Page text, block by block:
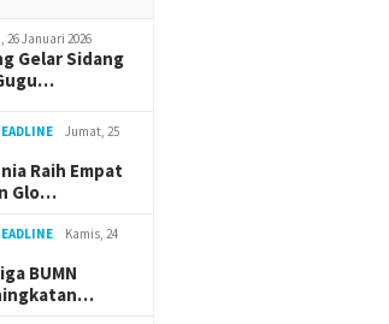
26 Januari 2026
Gelar Sidang
Jumat, 25
Raih Empat
Glo…
Kamis, 24
BUMN